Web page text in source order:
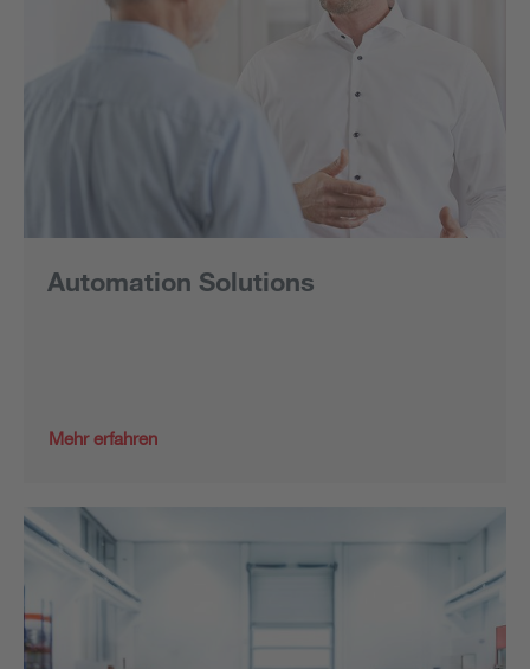
Automation Solutions
Mehr erfahren